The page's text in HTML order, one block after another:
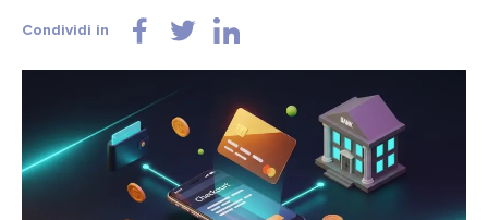
Condividi in